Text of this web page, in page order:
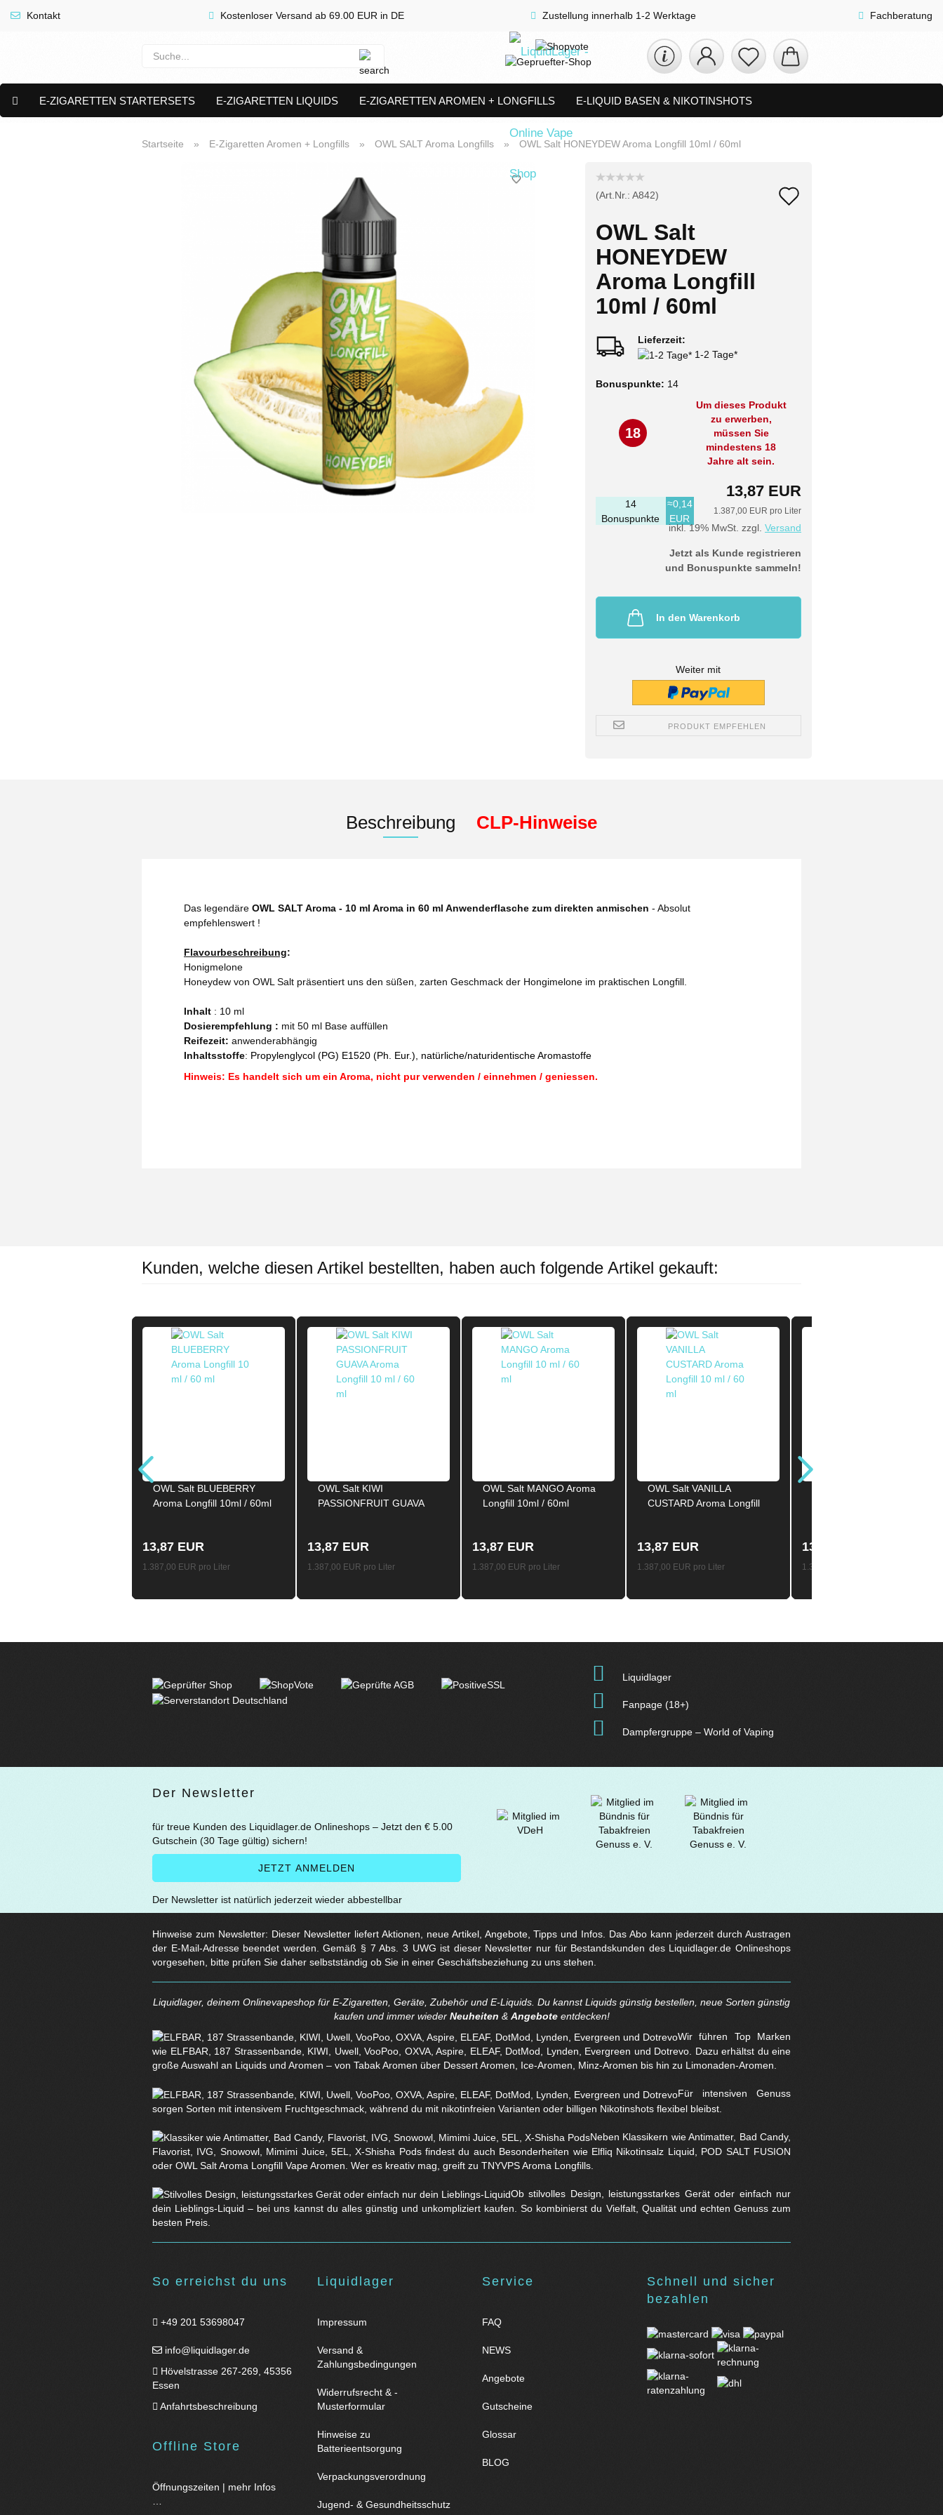
Kontakt Kostenloser Versand ab 69.00 EUR in DE Zustellung innerhalb 1-2 Werktage Fachberatung
E-ZIGARETTEN STARTERSETS E-ZIGARETTEN LIQUIDS E-ZIGARETTEN AROMEN + LONGFILLS E-LIQUID BASEN & NIKOTINSHOTS
VERDAMPFER & COILS AKKUTRÄGER & SETS
Startseite » E-Zigaretten Aromen + Longfills » OWL SALT Aroma Longfills » OWL Salt HONEYDEW Aroma Longfill 10ml / 60ml
(Art.Nr.: A842)
OWL Salt
HONEYDEW
Aroma Longfill
10ml / 60ml
Lieferzeit:
1-2 Tage*
Bonuspunkte: 14
18
Um dieses Produkt
zu erwerben,
müssen Sie
mindestens 18
Jahre alt sein.
13,87 EUR
1.387,00 EUR pro Liter
inkl. 19% MwSt. zzgl. Versand
14
Bonuspunkte
≈0,14
EUR
Jetzt als Kunde registrieren
und Bonuspunkte sammeln!
In den Warenkorb
Weiter mit
PRODUKT EMPFEHLEN
Beschreibung CLP-Hinweise
Das legendäre OWL SALT Aroma - 10 ml Aroma in 60 ml Anwenderflasche zum direkten anmischen - Absolut
empfehlenswert !
Flavourbeschreibung:
Honigmelone
Honeydew von OWL Salt präsentiert uns den süßen, zarten Geschmack der Hongimelone im praktischen Longfill.
Inhalt : 10 ml
Dosierempfehlung : mit 50 ml Base auffüllen
Reifezeit: anwenderabhängig
Inhaltsstoffe: Propylenglycol (PG) E1520 (Ph. Eur.), natürliche/naturidentische Aromastoffe
Hinweis: Es handelt sich um ein Aroma, nicht pur verwenden / einnehmen / geniessen.
Kunden, welche diesen Artikel bestellten, haben auch folgende Artikel gekauft:
OWL Salt BLUEBERRY
Aroma Longfill 10ml / 60ml
13,87 EUR
1.387,00 EUR pro Liter
OWL Salt KIWI
PASSIONFRUIT GUAVA
13,87 EUR
1.387,00 EUR pro Liter
OWL Salt MANGO Aroma
Longfill 10ml / 60ml
13,87 EUR
1.387,00 EUR pro Liter
OWL Salt VANILLA
CUSTARD Aroma Longfill
13,87 EUR
1.387,00 EUR pro Liter
13,87 EUR
1.387,00 EUR pro Liter
Liquidlager
Fanpage (18+)
Dampfergruppe – World of Vaping
Der Newsletter
für treue Kunden des Liquidlager.de Onlineshops – Jetzt den € 5.00
Gutschein (30 Tage gültig) sichern!
Der Newsletter ist natürlich jederzeit wieder abbestellbar
Hinweise zum Newsletter: Dieser Newsletter liefert Aktionen, neue Artikel, Angebote, Tipps und Infos. Das Abo kann jederzeit durch Austragen
der E-Mail-Adresse beendet werden. Gemäß § 7 Abs. 3 UWG ist dieser Newsletter nur für Bestandskunden des Liquidlager.de Onlineshops
vorgesehen, bitte prüfen Sie daher selbstständig ob Sie in einer Geschäftsbeziehung zu uns stehen.
Liquidlager, deinem Onlinevapeshop für E-Zigaretten, Geräte, Zubehör und E-Liquids. Du kannst Liquids günstig bestellen, neue Sorten günstig
kaufen und immer wieder Neuheiten & Angeboteentdecken!
Wir führen Top Marken
wie ELFBAR, 187 Strassenbande, KIWI, Uwell, VooPoo, OXVA, Aspire, ELEAF, DotMod, Lynden, Evergreen und Dotrevo. Dazu erhältst du eine
große Auswahl an Liquids und Aromen – von Tabak Aromen über Dessert Aromen, Ice-Aromen, Minz-Aromen bis hin zu Limonaden-Aromen.
Für intensiven Genuss
sorgen Sorten mit intensivem Fruchtgeschmack, während du mit nikotinfreien Varianten oder billigen Nikotinshots flexibel bleibst.
Neben Klassikern wie Antimatter, Bad Candy,
Flavorist, IVG, Snowowl, Mimimi Juice, 5EL, X-Shisha Pods findest du auch Besonderheiten wie Elfliq Nikotinsalz Liquid, POD SALT FUSION
oder OWL Salt Aroma Longfill Vape Aromen. Wer es kreativ mag, greift zu TNYVPS Aroma Longfills.
Ob stilvolles Design, leistungsstarkes Gerät oder einfach nur
dein Lieblings-Liquid – bei uns kannst du alles günstig und unkompliziert kaufen. So kombinierst du Vielfalt, Qualität und echten Genuss zum
besten Preis.
So erreichst du uns
+49 201 53698047
info@liquidlager.de
Hövelstrasse 267-269, 45356
Essen
Anfahrtsbeschreibung
Offline Store
Öffnungszeiten | mehr Infos
…
Liquidlager
Impressum
Versand &
Zahlungsbedingungen
Widerrufsrecht & -
Musterformular
Hinweise zu
Batterieentsorgung
Verpackungsverordnung
Jugend- & Gesundheitsschutz
Service
FAQ
NEWS
Angebote
Gutscheine
Glossar
BLOG
Schnell und sicher
bezahlen